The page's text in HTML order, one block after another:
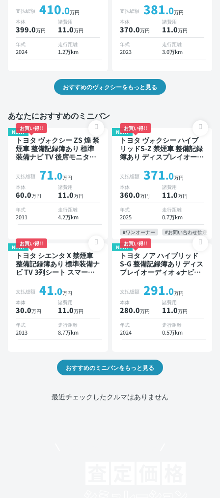
TV 後席モニター ブライン
ドスポットモニター デジタ
ルインナーミラー オートク
ルーズ 3列シート スマート
キー ETC 電動バックドア
バックモニター 全方位カメ
ラ ドライブレコーダー 衝
支払総額 410.0万円
本体
399.0万円
諸費用
11.0万円
年式
2024
走行距離
1.2万km
後席モニター オートクルー
ズ 3列シート スマートキー
ETC 電動バックドア バッ
クモニター ドライブレコー
ダー 衝突軽減 両側電動ス
ライドドア 7人乗り
支払総額 381.0万円
本体
370.0万円
諸費用
11.0万円
年式
2023
走行距離
3.0万km
おすすめのヴォクシーをもっと見る
あなたにおすすめのミニバン
NEW!
お買い得!!
トヨタ ヴォクシー ZS 煌 禁
煙車 整備記録簿あり 標準
装備ナビ TV 後席モニター
ター 両側電動スライドドア
8人乗り
支払総額 71.0万円
本体
60.0万円
諸費用
11.0万円
年式
2011
走行距離
4.2万km
NEW!
お買い得!!
トヨタ ヴォクシー ハイブ
リッドS-Z 禁煙車 整備記録
簿あり ディスプレイオーデ
インドスポットモニター デ
ジタルインナーミラー オー
トクルーズ 3列シート スマ
ートキー ETC 電動バック
ドア バックモニター 全方
位カメラ ドライブレコーダ
ー 衝突軽減 両側電動スラ
イドドア 7人乗り
支払総額 371.0万円
本体
360.0万円
諸費用
11.0万円
年式
2025
走行距離
0.7万km
#ワンオーナー #お問い合わせ歓迎
NEW!
お買い得!!
トヨタ シエンタ X 禁煙車
整備記録簿あり 標準装備ナ
ビ TV 3列シート スマート
り
支払総額 41.0万円
本体
30.0万円
諸費用
11.0万円
年式
2013
走行距離
8.7万km
NEW!
お買い得!!
トヨタ ノア ハイブリッド
S-G 整備記録簿あり ディス
プレイオーディオ ※ナビキ
ズ 3列シート スマートキー
バックモニター ドライブレ
コーダー 衝突軽減 7人乗り
支払総額 291.0万円
本体
280.0万円
諸費用
11.0万円
年式
2024
走行距離
0.5万km
おすすめのミニバンをもっと見る
最近チェックしたクルマはありません